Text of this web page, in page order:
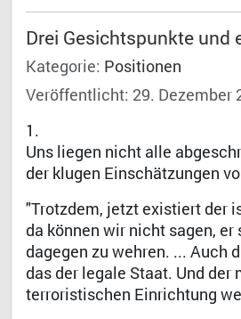
Drei Gesichtspunkte und
Kategorie: Positionen
Veröffentlicht: 29. Dezember
1.
Uns liegen nicht alle
der klugen Einschätzungen
"Trotzdem, jetzt existiert der
da können wir nicht sagen,
dagegen zu wehren. ... Auch
das der legale Staat. Und
terroristischen Einrichtung